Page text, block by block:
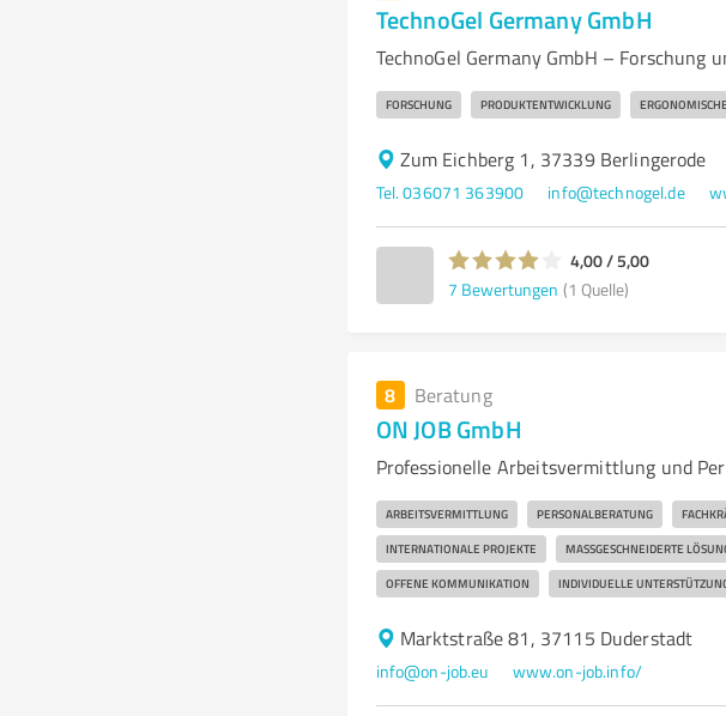
TechnoGel Germany GmbH
TechnoGel Germany GmbH –
FORSCHUNG PRODUKTENTWICKLUNG
Zum Eichberg 1, 37339 Berlingerode
Tel. 036071 363900 info@technogel.de
4,00 / 5,00
7 Bewertungen (1 Quelle)
8 Beratung
ON JOB GmbH
Professionelle Arbeitsvermittlung und
ARBEITSVERMITTLUNG PERSONALBERATUNG
INTERNATIONALE PROJEKTE MASSGESCHNEIDERTE
OFFENE KOMMUNIKATION INDIVIDUELLE
Marktstraße 81, 37115 Duderstadt
info@on-job.eu www.on-job.info/